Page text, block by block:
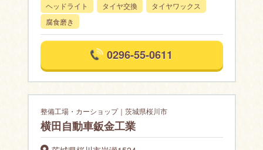
ヘッドライト
タイヤ交換
タイヤワックス
腐食磨き
0296-55-0611
整備工場・カーショップ｜茨城県桜川市
横田自動車鈑金工業